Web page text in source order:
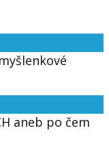
aneb po čem